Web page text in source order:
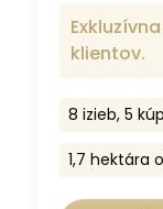
klientov.
8 izieb, 5
1,7 hektára